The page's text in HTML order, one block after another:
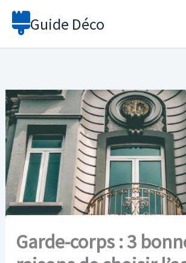
Aller
Guide Déco
Garde-corps : 3